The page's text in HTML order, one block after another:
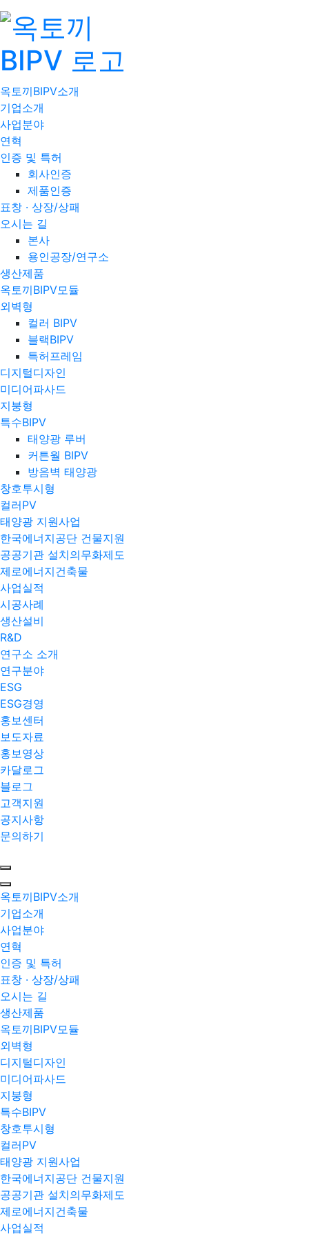
옥토끼BIPV소개
기업소개
사업분야
연혁
인증 및 특허
회사인증
제품인증
표창 · 상장/상패
오시는 길
본사
용인공장/연구소
생산제품
옥토끼BIPV모듈
외벽형
컬러 BIPV
블랙BIPV
특허프레임
디지털디자인
미디어파사드
지붕형
특수BIPV
태양광 루버
커튼월 BIPV
방음벽 태양광
창호투시형
컬러PV
태양광 지원사업
한국에너지공단 건물지원
공공기관 설치의무화제도
제로에너지건축물
사업실적
시공사례
생산설비
R&D
연구소 소개
연구분야
ESG
ESG경영
홍보센터
보도자료
홍보영상
카달로그
블로그
고객지원
공지사항
문의하기
옥토끼BIPV소개
기업소개
사업분야
연혁
인증 및 특허
표창 · 상장/상패
오시는 길
생산제품
옥토끼BIPV모듈
외벽형
디지털디자인
미디어파사드
지붕형
특수BIPV
창호투시형
컬러PV
태양광 지원사업
한국에너지공단 건물지원
공공기관 설치의무화제도
제로에너지건축물
사업실적